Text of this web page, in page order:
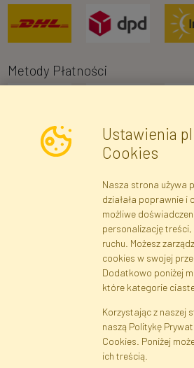
Metody Płatności
Dane rejestrowe Regulamin
Pomoc
Mapa
Cookies
Ustawienia
Cookies
Nasza strona używa
działała poprawnie i
możliwe
personalizację
ruchu. Możesz
cookies w swojej
Dodatkowo poniżej
które kategorie
Korzystając z naszej
naszą Politykę
Cookies. Poniżej
ich treścią.